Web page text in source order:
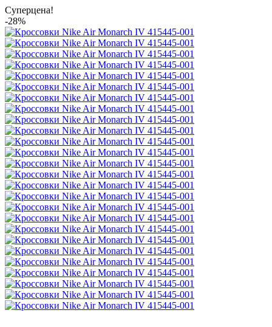
Суперцена!
-28%